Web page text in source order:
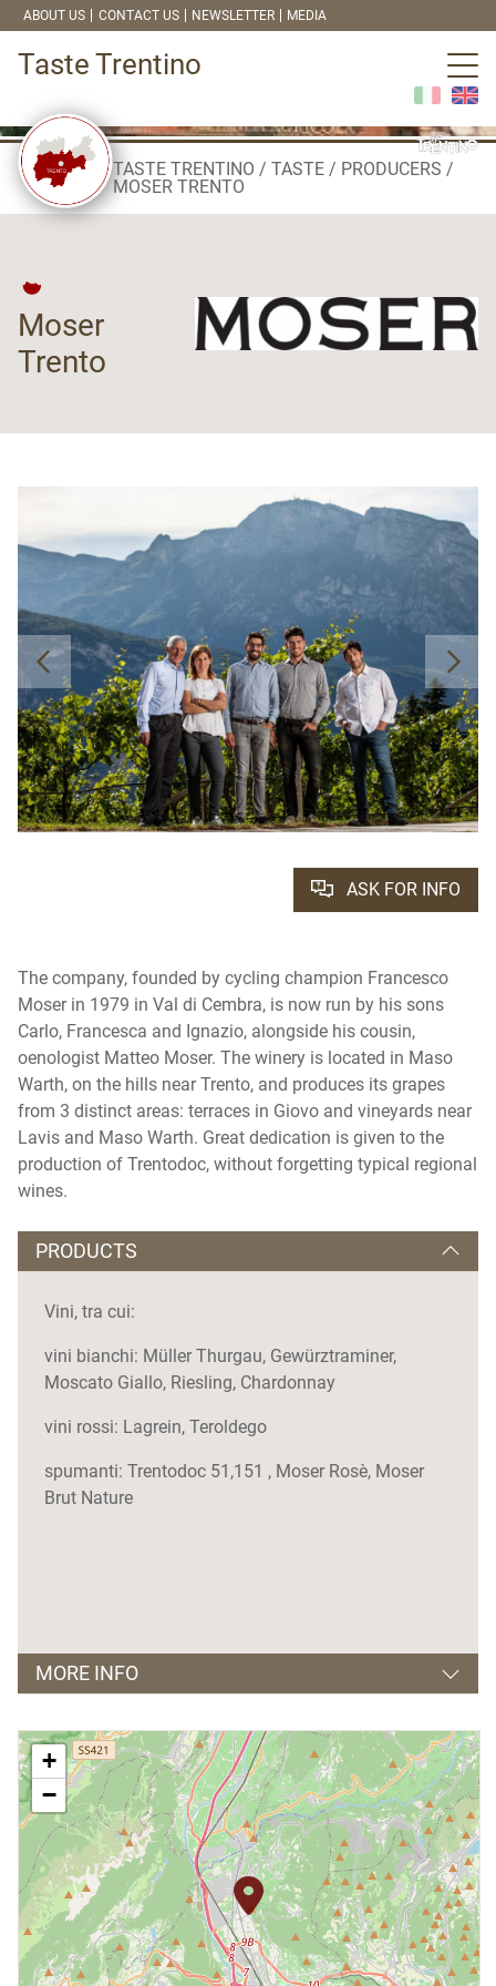
ABOUT US CONTACT US NEWSLETTER MEDIA
Taste Trentino
TASTE TRENTINO TASTE
PRODUCERS
MOSER TRENTO
Moser
Trento
ASK FOR INFO
The company, founded by cycling champion Francesco
Moser in 1979 in Val di Cembra, is now run by his sons
Carlo, Francesca and Ignazio, alongside his cousin,
oenologist Matteo Moser. The winery is located in Maso
Warth, on the hills near Trento, and produces its grapes
from 3 distinct areas: terraces in Giovo and vineyards near
Lavis and Maso Warth. Great dedication is given to the
production of Trentodoc, without forgetting typical regional
wines.
PRODUCTS
Vini, tra cui:
vini bianchi: Müller Thurgau, Gewürztraminer,
Moscato Giallo, Riesling, Chardonnay
vini rossi: Lagrein, Teroldego
spumanti: Trentodoc 51,151 , Moser Rosè, Moser
Brut Nature
MORE INFO
Lingue parlate
inglese, tedesco, francese e spagnolo
+
−